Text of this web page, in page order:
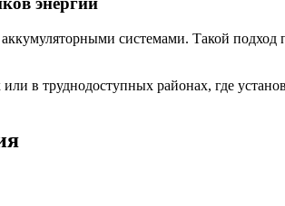
системами. Такой
в труднодоступных районах, где